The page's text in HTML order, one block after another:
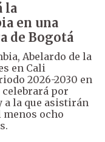
la
en una
de Bogotá
Abelardo de la
en Cali
2026-2030 en
por
a la que asistirán
menos ocho